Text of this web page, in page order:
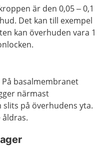
är den 0,05 – 0,1
Det kan till exempel
kan överhuden vara 1
basalmembranet
närmast
på överhudens yta.